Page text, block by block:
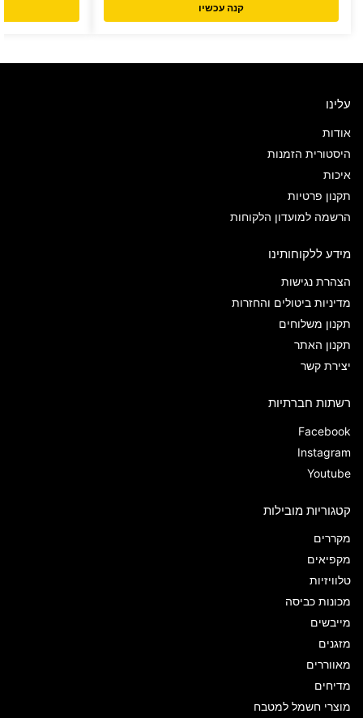
קנה עכשיו
עלינו
אודות
היסטורית הזמנות
איכות
תקנון פרטיות
הרשמה למועדון הלקוחות
מידע ללקוחותינו
הצהרת נגישות
מדיניות ביטולים והחזרות
תקנון משלוחים
תקנון האתר
יצירת קשר
רשתות חברתיות
Facebook
Instagram
Youtube
קטגוריות מובילות
מקררים
מקפיאים
טלוויזיות
מכונות כביסה
מייבשים
מזגנים
מאווררים
מדיחים
מוצרי חשמל למטבח